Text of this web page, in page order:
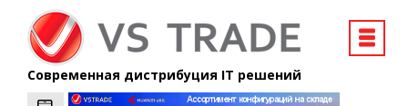
Современная дистрибуция IT решений